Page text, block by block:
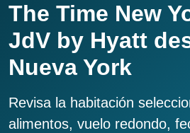
The Time New
JdV by Hyatt
Nueva York
Revisa la habitación
alimentos, vuelo redondo,